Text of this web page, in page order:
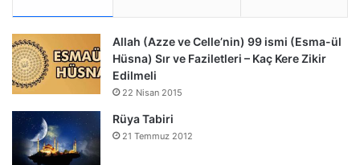
Allah (Azze ve Celle’nin) 99 ismi (Esma-ül
Hüsna) Sır ve Faziletleri – Kaç Kere Zikir
Edilmeli
22 Nisan 2015
Rüya Tabiri
21 Temmuz 2012